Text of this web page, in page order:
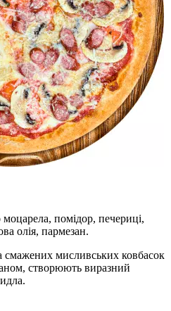
помідор, печериці,
олія, пармезан.
смажених мисливських ковбасок
створюють виразний